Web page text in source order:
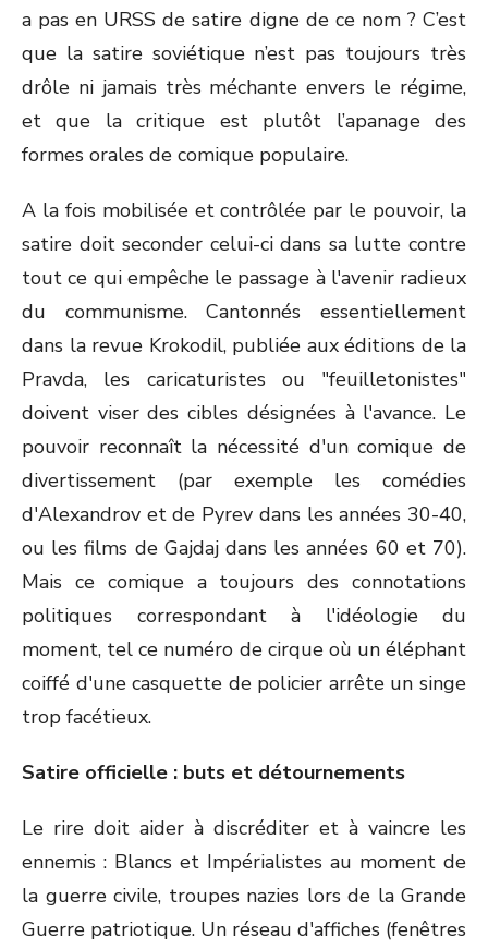
a pas en URSS de satire digne de ce nom ? C’est
que la satire soviétique n’est pas toujours très
drôle ni jamais très méchante envers le régime,
et que la critique est plutôt l’apanage des
formes orales de comique populaire.
A la fois mobilisée et contrôlée par le pouvoir, la
satire doit seconder celui-ci dans sa lutte contre
tout ce qui empêche le passage à l'avenir radieux
du communisme. Cantonnés essentiellement
dans la revue Krokodil, publiée aux éditions de la
Pravda, les caricaturistes ou "feuilletonistes"
doivent viser des cibles désignées à l'avance. Le
pouvoir reconnaît la nécessité d'un comique de
divertissement (par exemple les comédies
d'Alexandrov et de Pyrev dans les années 30-40,
ou les films de Gajdaj dans les années 60 et 70).
Mais ce comique a toujours des connotations
politiques correspondant à l'idéologie du
moment, tel ce numéro de cirque où un éléphant
coiffé d'une casquette de policier arrête un singe
trop facétieux.
Satire officielle : buts et détournements
Le rire doit aider à discréditer et à vaincre les
ennemis : Blancs et Impérialistes au moment de
la guerre civile, troupes nazies lors de la Grande
Guerre patriotique. Un réseau d'affiches (fenêtres